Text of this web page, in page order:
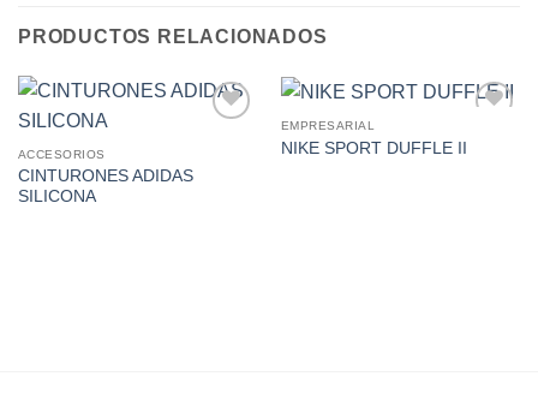
PRODUCTOS RELACIONADOS
ACCESORIOS
CINTURONES ADIDAS
SILICONA
Wishlist
EMPRESARIAL
NIKE SPORT DUFFLE II